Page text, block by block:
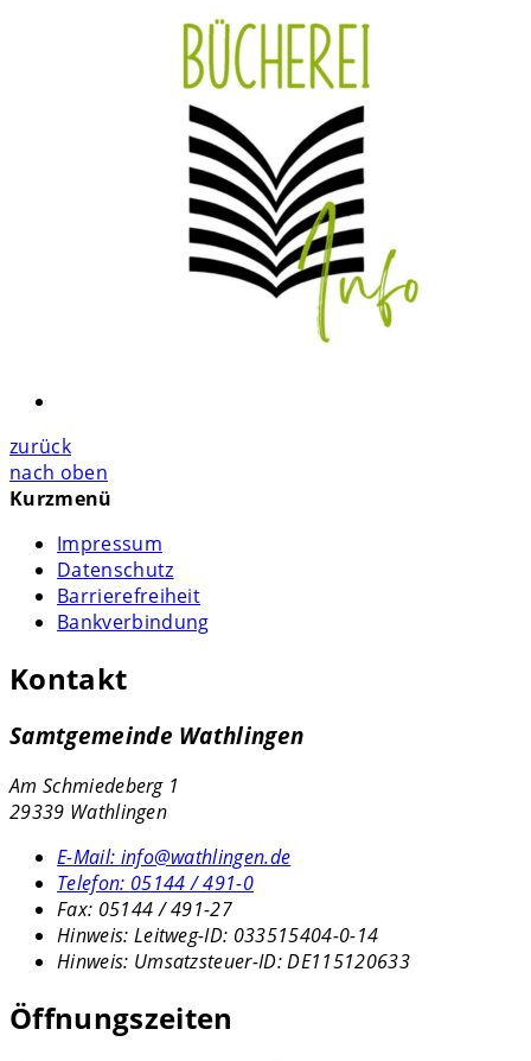
zurück
nach oben
Kurzmenü
Impressum
Datenschutz
Barrierefreiheit
Bankverbindung
Kontakt
Samtgemeinde Wathlingen
Am Schmiedeberg 1
29339 Wathlingen
E-Mail: info@wathlingen.de
Telefon: 05144 / 491-0
Fax: 05144 / 491-27
Hinweis: Leitweg-ID: 033515404-0-14
Hinweis: Umsatzsteuer-ID: DE115120633
Öffnungszeiten